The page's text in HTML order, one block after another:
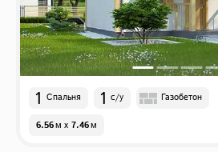
1 Спальня 1 с/у Газобетон
6.56м x 7.46м